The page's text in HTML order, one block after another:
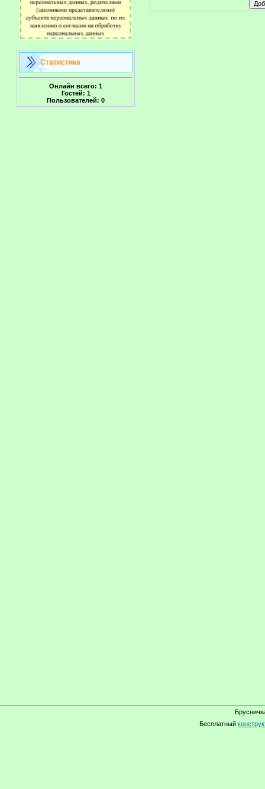
Статистика
Онлайн всего: 1
Гостей: 1
Пользователей: 0
Бесплатный